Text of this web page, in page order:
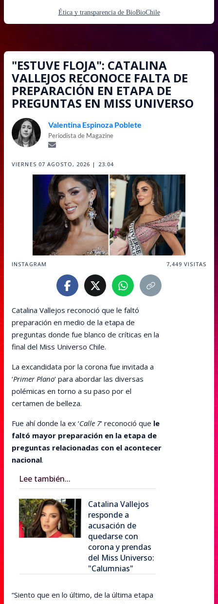
Ética y transparencia de BioBioChile
"ESTUVE FLOJA": CATALINA
VALLEJOS RECONOCE FALTA DE
PREPARACIÓN EN ETAPA DE
PREGUNTAS EN MISS UNIVERSO
Valentina Espinoza Poblete
Periodista de Magazine
VIERNES 07 AGOSTO, 2026 | 23:04
INSTAGRAM 7,449 VISITAS
Catalina Vallejos reconoció que le faltó
preparación en medio de la etapa de
preguntas donde fue blanco de críticas en la
final del Miss Universo Chile.
La excandidata por la corona fue invitada a
‘Primer Plano‘ para abordar las diversas
polémicas en torno a su paso por el
certamen de belleza.
Fue ahí donde la ex ‘Calle 7‘ reconoció que le
faltó mayor preparación en la etapa de
preguntas relacionadas con el acontecer
nacional.
Lee también...
Catalina Vallejos
responde a
acusación de
quedarse con
corona y prendas
del Miss Universo:
"Calumnias"
“Siento que en lo último, de la última etapa